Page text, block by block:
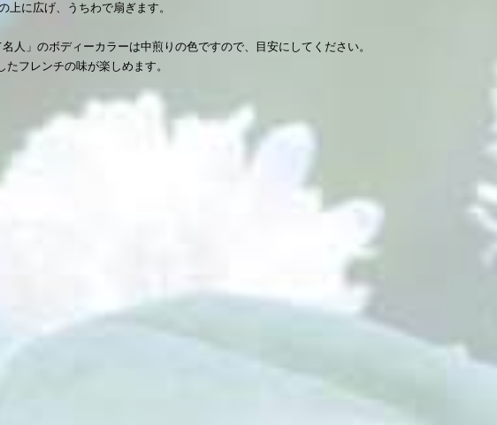
に広げ、うちわで扇ぎます。
人」のボディーカラーは中煎りの色ですので、目安にしてください。
フレンチの味が楽しめます。